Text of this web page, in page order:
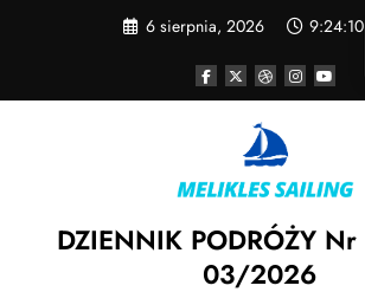
6 sierpnia, 2026
DZIENNIK PODRÓŻY
03/2026